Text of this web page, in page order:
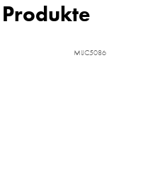
MIJC5086